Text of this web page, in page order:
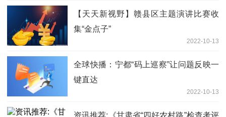
【天天新视野】赣县区主题演讲比赛收
集“金点子”
2022-10-13
全球快播：宁都“码上巡察”让问题反映一
键直达
2022-10-13
资讯推荐:《甘肃省“四好农村路”检查考评